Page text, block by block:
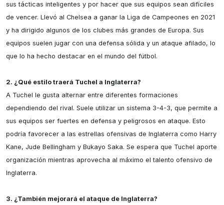
sus tácticas inteligentes y por hacer que sus equipos sean difíciles
de vencer. Llevó al Chelsea a ganar la Liga de Campeones en 2021
y ha dirigido algunos de los clubes más grandes de Europa. Sus
equipos suelen jugar con una defensa sólida y un ataque afilado, lo
que lo ha hecho destacar en el mundo del fútbol.
2. ¿Qué estilo traerá Tuchel a Inglaterra?
A Tuchel le gusta alternar entre diferentes formaciones
dependiendo del rival. Suele utilizar un sistema 3-4-3, que permite a
sus equipos ser fuertes en defensa y peligrosos en ataque. Esto
podría favorecer a las estrellas ofensivas de Inglaterra como Harry
Kane, Jude Bellingham y Bukayo Saka. Se espera que Tuchel aporte
organización mientras aprovecha al máximo el talento ofensivo de
Inglaterra.
3. ¿También mejorará el ataque de Inglaterra?